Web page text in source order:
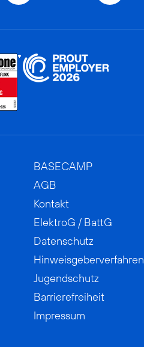
BASECAMP
AGB
Kontakt
ElektroG / BattG
Datenschutz
Hinweisgeberverfahren
Jugendschutz
Barrierefreiheit
Impressum